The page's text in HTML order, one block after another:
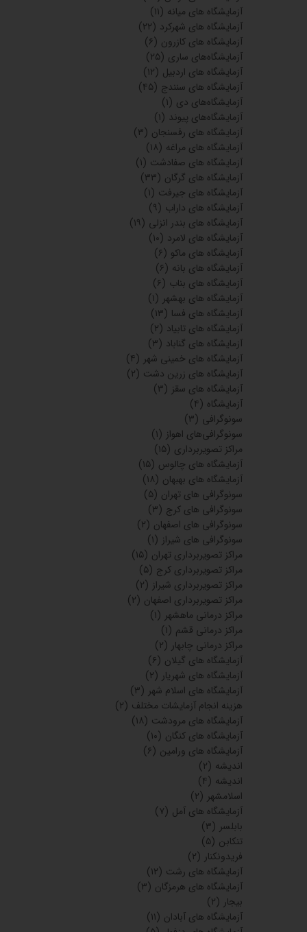
آزمایشگاه های میانه (۱۱)
آزمایشگاه های شهرکرد (۲۲)
آزمایشگاه های کازرون (۶)
آزمایشگاه‌های ساری (۲۵)
آزمایشگاه های اردبیل (۱۲)
آزمایشگاه های سنندج (۴۵)
آزمایشگاه‌های دی (۱)
آزمایشگاه‌های پیوند (۱)
آزمایشگاه های رفسنجان (۳)
آزمایشگاه های مراغه (۱۸)
آزمایشگاه های صفادشت (۱)
آزمایشگاه های گرگان (۳۳)
آزمایشگاه های جیرفت (۱)
آزمایشگاه های داراب (۹)
آزمایشگاه های بندر انزلی (۱۹)
آزمایشگاه های لامرد (۱۰)
آزمایشگاه های ماکو (۶)
آزمایشگاه های بانه (۶)
آزمایشگاه های بناب (۶)
آزمایشگاه های بهشهر (۱)
آزمایشگاه های فسا (۱۳)
آزمایشگاه های تابیاد (۲)
آزمایشگاه های گناباد (۳)
آزمایشگاه های خمینی شهر (۴)
آزمایشگاه های زرین دشت (۲)
آزمایشگاه های سقز (۳)
آزمایشگاه (۴)
سونوگرافی (۳)
سونوگرافی‌های اهواز (۱)
مراکز تصویربرداری (۱۵)
آزمایشگاه های چالوس (۱۵)
آزمایشگاه های بهبهان (۱۸)
سونوگرافی های تهران (۵)
سونوگرافی های کرج (۳)
سونوگرافی های اصفهان (۲)
سونوگرافی های شیراز (۱)
مراکز تصویربرداری تهران (۱۵)
مراکز تصویربرداری کرج (۵)
مراکز تصویربرداری شیراز (۲)
مراکز تصویربرداری اصفهان (۲)
مراکز درمانی ماهشهر (۱)
مراکز درمانی قشم (۱)
مراکز درمانی چابهار (۲)
آزمایشگاه های گیلان (۶)
آزمایشگاه های شهریار (۲)
آزمایشگاه های اسلام شهر (۳)
هزینه انجام آزمایشات مختلف (۲)
آزمایشگاه های مرودشت (۱۸)
آزمایشگاه های کنگان (۱۰)
آزمایشگاه های ورامین (۶)
اندیشه (۲)
اندیشه (۴)
اسلامشهر (۲)
آزمایشگاه های آمل (۷)
بابلسر (۳)
تنکابن (۵)
فریدونکنار (۲)
آزمایشگاه های رشت (۱۲)
آزمایشگاه های هرمزگان (۳)
بیجار (۲)
آزمایشگاه های آبادان (۱۱)